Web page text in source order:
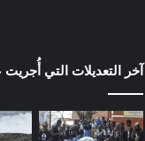
آخر التعديلات التي